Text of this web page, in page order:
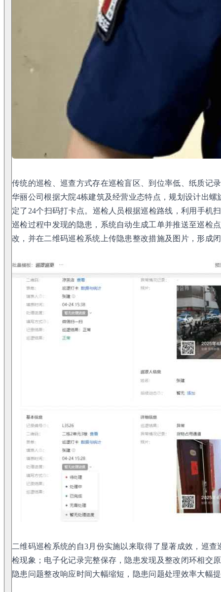
传统的巡检、巡查方式存在巡检盲区、到位率低、纸质记
华丽公司根据大院4栋建筑及经营业态特点，规划设计出
定了24个扫码打卡点。巡检人员根据巡检路线，利用手机
巡检过程中发现的隐患，系统自动生成工单并推送至巡检
改，并在二维码巡检系统上传隐患整改措施及图片，形成
二维码巡检系统的自3月份实施以来取得了显著成效，巡
检现象；电子化记录完整保存，隐患发现及整改闭环相交
隐患问题整改响应时间大幅缩短，隐患问题处理效率大幅